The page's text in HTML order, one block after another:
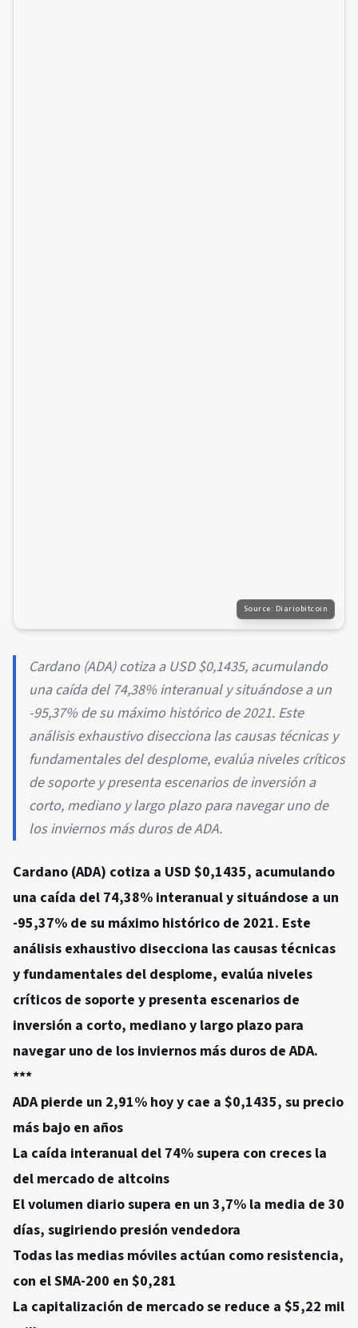
Source: Diariobitcoin
Cardano (ADA) cotiza a USD $0,1435, acumulando
una caída del 74,38% interanual y situándose a un
-95,37% de su máximo histórico de 2021. Este
análisis exhaustivo disecciona las causas técnicas y
fundamentales del desplome, evalúa niveles críticos
de soporte y presenta escenarios de inversión a
corto, mediano y largo plazo para navegar uno de
los inviernos más duros de ADA.
Cardano (ADA) cotiza a USD $0,1435, acumulando
una caída del 74,38% interanual y situándose a un
-95,37% de su máximo histórico de 2021. Este
análisis exhaustivo disecciona las causas técnicas
y fundamentales del desplome, evalúa niveles
críticos de soporte y presenta escenarios de
inversión a corto, mediano y largo plazo para
navegar uno de los inviernos más duros de ADA.
***
ADA pierde un 2,91% hoy y cae a $0,1435, su precio
más bajo en años
La caída interanual del 74% supera con creces la
del mercado de altcoins
El volumen diario supera en un 3,7% la media de 30
días, sugiriendo presión vendedora
Todas las medias móviles actúan como resistencia,
con el SMA-200 en $0,281
La capitalización de mercado se reduce a $5,22 mil